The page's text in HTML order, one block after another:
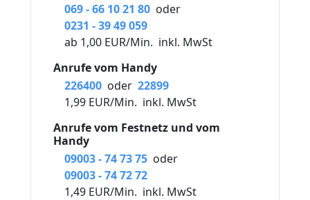
069 - 66 10 21 80 oder
0231 - 39 49 059
ab 1,00 EUR/Min. inkl. MwSt
Anrufe vom Handy
226400 oder 22899
1,99 EUR/Min. inkl. MwSt
Anrufe vom Festnetz und vom
Handy
09003 - 74 73 75 oder
09003 - 74 72 72
1,49 EUR/Min. inkl. MwSt